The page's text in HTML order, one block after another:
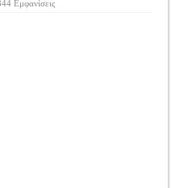
Συνεταιρισμού Μεσολογγίου-
Εμφανίσεις